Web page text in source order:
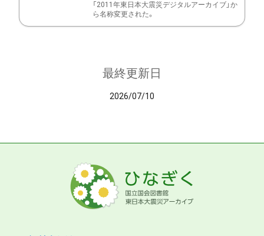
「2011年東日本大震災デジタルアーカイブ」か
ら名称変更された。
最終更新日
2026/07/10